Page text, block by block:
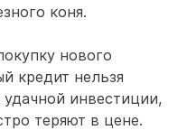
коня.
нового
кредит нельзя
удачной инвестиции,
теряют в цене.